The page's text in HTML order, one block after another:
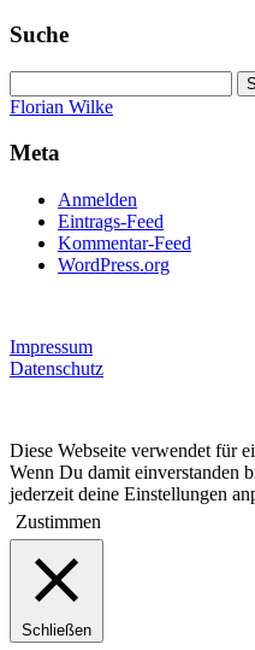
Suche
nach:
Florian Wilke
Meta
Anmelden
Eintrags-Feed
Kommentar-Feed
WordPress.org
Impressum
Datenschutz
Diese Webseite verwendet für
Wenn Du damit einverstanden
jederzeit deine Einstellungen
Zustimmen
Schließen